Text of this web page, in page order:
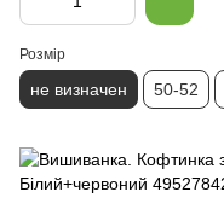
Розмір
не визначен 50-52